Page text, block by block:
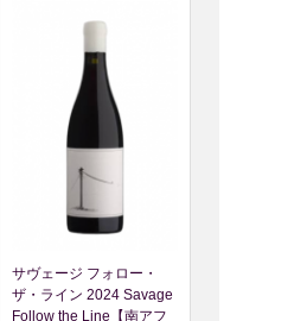
サヴェージ フォロー・
ザ・ライン 2024 Savage
Follow the Line【南アフ